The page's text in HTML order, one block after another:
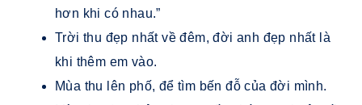
hơn khi có nhau.”
Trời thu đẹp nhất về đêm, đời anh đẹp nhất là
khi thêm em vào.
Mùa thu lên phố, để tìm bến đỗ của đời mình.